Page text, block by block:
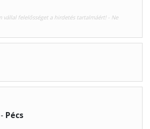
vállal felelősséget a hirdetés tartalmáért! - Ne
Pécs